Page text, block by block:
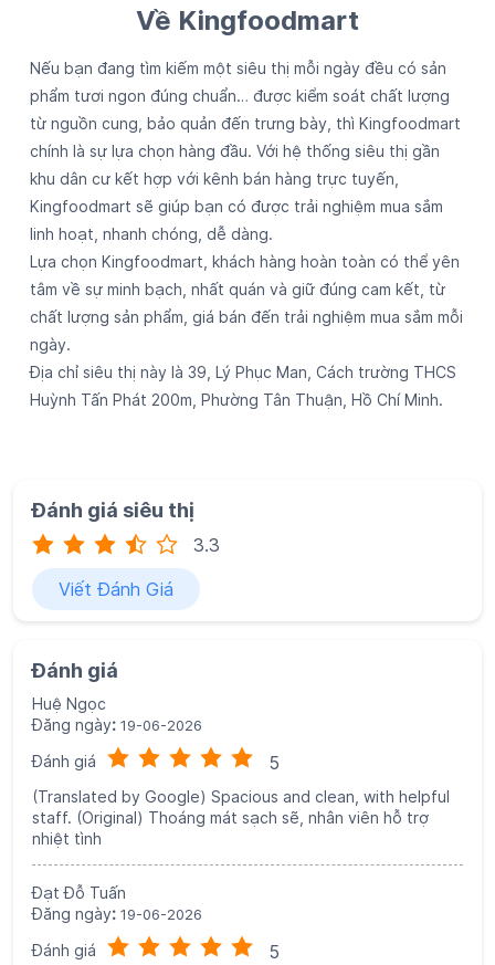
Về Kingfoodmart
Nếu bạn đang tìm kiếm một siêu thị mỗi ngày đều có sản
phẩm tươi ngon đúng chuẩn… được kiểm soát chất lượng
từ nguồn cung, bảo quản đến trưng bày, thì Kingfoodmart
chính là sự lựa chọn hàng đầu. Với hệ thống siêu thị gần
khu dân cư kết hợp với kênh bán hàng trực tuyến,
Kingfoodmart sẽ giúp bạn có được trải nghiệm mua sắm
linh hoạt, nhanh chóng, dễ dàng.
Lựa chọn Kingfoodmart, khách hàng hoàn toàn có thể yên
tâm về sự minh bạch, nhất quán và giữ đúng cam kết, từ
chất lượng sản phẩm, giá bán đến trải nghiệm mua sắm mỗi
ngày.
Địa chỉ siêu thị này là 39, Lý Phục Man, Cách trường THCS
Huỳnh Tấn Phát 200m, Phường Tân Thuận, Hồ Chí Minh.
Đánh giá siêu thị
3.3
Viết Đánh Giá
Đánh giá
Huệ Ngọc
Đăng ngày: 19-06-2026
Đánh giá 5
(Translated by Google) Spacious and clean, with helpful
staff. (Original) Thoáng mát sạch sẽ, nhân viên hỗ trợ
nhiệt tình
Đạt Đỗ Tuấn
Đăng ngày: 19-06-2026
Đánh giá 5